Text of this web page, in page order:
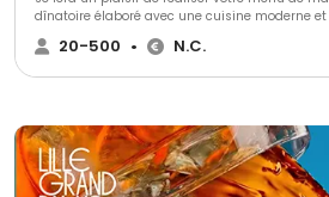
dînatoire élaboré avec une cuisine moderne
20-500 • N.C.